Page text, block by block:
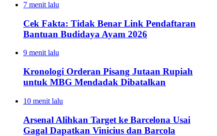
7 menit lalu
Cek Fakta: Tidak Benar Link Pendaftaran
Bantuan Budidaya Ayam 2026
9 menit lalu
Kronologi Orderan Pisang Jutaan Rupiah
untuk MBG Mendadak Dibatalkan
10 menit lalu
Arsenal Alihkan Target ke Barcelona Usai
Gagal Dapatkan Vinicius dan Barcola